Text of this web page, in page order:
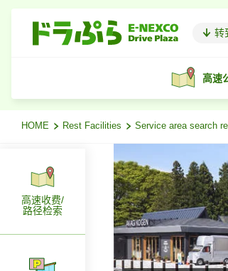
转
高速
HOME Rest Facilities Service area search
高速收费/
路径检索